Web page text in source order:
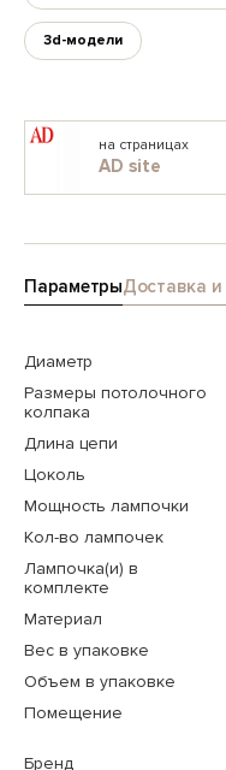
3d-модели
на страницах
AD site
ПараметрыДоставка и
Диаметр
Размеры потолочного
колпака
Длина цепи
Цоколь
Мощность лампочки
Кол-во лампочек
Лампочка(и) в
комплекте
Материал
Вес в упаковке
Объем в упаковке
Помещение
Бренд